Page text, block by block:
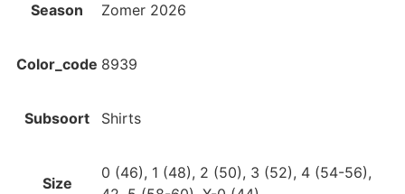
Season Zomer 2026
Color_code 8939
Subsoort Shirts
Size
0 (46), 1 (48), 2 (50), 3 (52), 4 (54-56),